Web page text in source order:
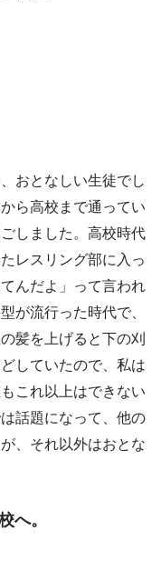
おとなしい生徒でし
ら高校まで通ってい
しました。高校時代
レスリング部に入っ
んだよ」って言われ
が流行った時代で、
髪を上げると下の刈
していたので、私は
これ以上はできない
話題になって、他の
、それ以外はおとな
へ。